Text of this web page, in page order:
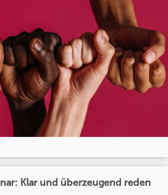
Klar und überzeugend reden